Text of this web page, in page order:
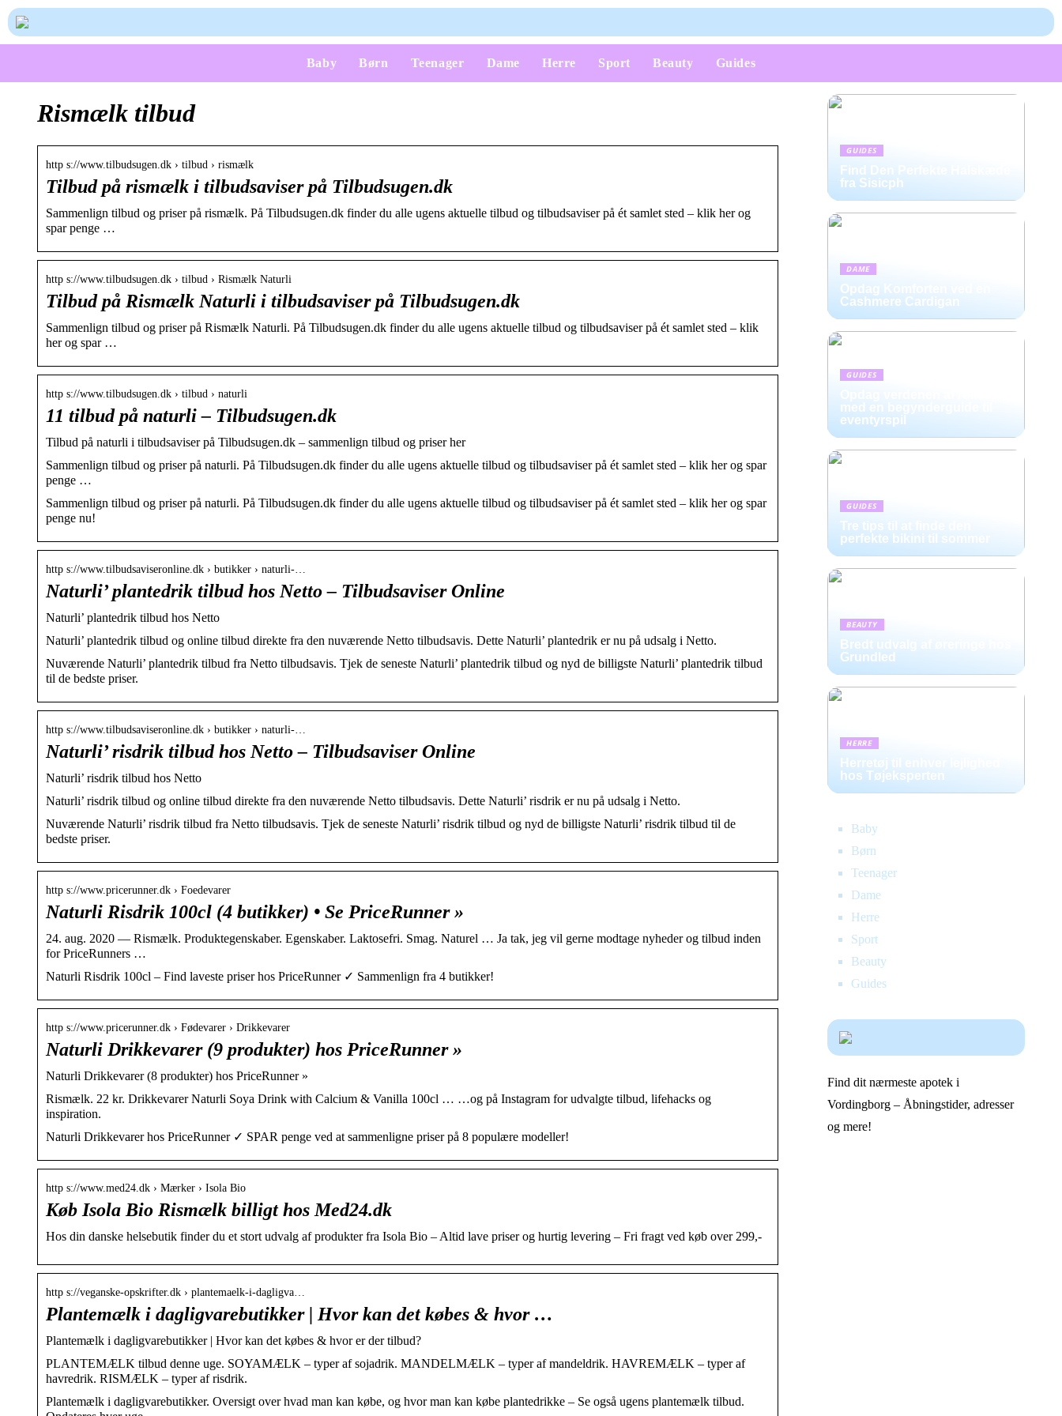
Baby Børn Teenager Dame Herre Sport Beauty Guides
Rismælk tilbud
http s://www.tilbudsugen.dk › tilbud › rismælk
Tilbud på rismælk i tilbudsaviser på Tilbudsugen.dk
Sammenlign tilbud og priser på rismælk. På Tilbudsugen.dk finder du alle ugens aktuelle tilbud og tilbudsaviser på ét samlet sted – klik her og
spar penge …
http s://www.tilbudsugen.dk › tilbud › Rismælk Naturli
Tilbud på Rismælk Naturli i tilbudsaviser på Tilbudsugen.dk
Sammenlign tilbud og priser på Rismælk Naturli. På Tilbudsugen.dk finder du alle ugens aktuelle tilbud og tilbudsaviser på ét samlet sted – klik
her og spar …
http s://www.tilbudsugen.dk › tilbud › naturli
11 tilbud på naturli – Tilbudsugen.dk
Tilbud på naturli i tilbudsaviser på Tilbudsugen.dk – sammenlign tilbud og priser her
Sammenlign tilbud og priser på naturli. På Tilbudsugen.dk finder du alle ugens aktuelle tilbud og tilbudsaviser på ét samlet sted – klik her og spar
penge …
Sammenlign tilbud og priser på naturli. På Tilbudsugen.dk finder du alle ugens aktuelle tilbud og tilbudsaviser på ét samlet sted – klik her og spar
penge nu!
http s://www.tilbudsaviseronline.dk › butikker › naturli-…
Naturli’ plantedrik tilbud hos Netto – Tilbudsaviser Online
Naturli’ plantedrik tilbud hos Netto
Naturli’ plantedrik tilbud og online tilbud direkte fra den nuværende Netto tilbudsavis. Dette Naturli’ plantedrik er nu på udsalg i Netto.
Nuværende Naturli’ plantedrik tilbud fra Netto tilbudsavis. Tjek de seneste Naturli’ plantedrik tilbud og nyd de billigste Naturli’ plantedrik tilbud
til de bedste priser.
http s://www.tilbudsaviseronline.dk › butikker › naturli-…
Naturli’ risdrik tilbud hos Netto – Tilbudsaviser Online
Naturli’ risdrik tilbud hos Netto
Naturli’ risdrik tilbud og online tilbud direkte fra den nuværende Netto tilbudsavis. Dette Naturli’ risdrik er nu på udsalg i Netto.
Nuværende Naturli’ risdrik tilbud fra Netto tilbudsavis. Tjek de seneste Naturli’ risdrik tilbud og nyd de billigste Naturli’ risdrik tilbud til de
bedste priser.
http s://www.pricerunner.dk › Foedevarer
Naturli Risdrik 100cl (4 butikker) • Se PriceRunner »
24. aug. 2020 — Rismælk. Produktegenskaber. Egenskaber. Laktosefri. Smag. Naturel … Ja tak, jeg vil gerne modtage nyheder og tilbud inden
for PriceRunners …
Naturli Risdrik 100cl – Find laveste priser hos PriceRunner ✓ Sammenlign fra 4 butikker!
http s://www.pricerunner.dk › Fødevarer › Drikkevarer
Naturli Drikkevarer (9 produkter) hos PriceRunner »
Naturli Drikkevarer (8 produkter) hos PriceRunner »
Rismælk. 22 kr. Drikkevarer Naturli Soya Drink with Calcium & Vanilla 100cl … …og på Instagram for udvalgte tilbud, lifehacks og
inspiration.
Naturli Drikkevarer hos PriceRunner ✓ SPAR penge ved at sammenligne priser på 8 populære modeller!
http s://www.med24.dk › Mærker › Isola Bio
Køb Isola Bio Rismælk billigt hos Med24.dk
Hos din danske helsebutik finder du et stort udvalg af produkter fra Isola Bio – Altid lave priser og hurtig levering – Fri fragt ved køb over 299,-
http s://veganske-opskrifter.dk › plantemaelk-i-dagligva…
Plantemælk i dagligvarebutikker | Hvor kan det købes & hvor …
Plantemælk i dagligvarebutikker | Hvor kan det købes & hvor er der tilbud?
PLANTEMÆLK tilbud denne uge. SOYAMÆLK – typer af sojadrik. MANDELMÆLK – typer af mandeldrik. HAVREMÆLK – typer af
havredrik. RISMÆLK – typer af risdrik.
Plantemælk i dagligvarebutikker. Oversigt over hvad man kan købe, og hvor man kan købe plantedrikke – Se også ugens plantemælk tilbud.
GUIDES
Find Den Perfekte Halskæde
fra Sisicph
DAME
Opdag Komforten ved en
Cashmere Cardigan
GUIDES
med en begynderguide til
eventyrspil
GUIDES
Tre tips til at finde den
perfekte bikini til sommer
BEAUTY
Bredt udvalg af øreringe hos
Grundled
HERRE
Herretøj til enhver lejlighed
hos Tøjeksperten
Baby
Børn
Teenager
Dame
Herre
Sport
Beauty
Guides
Find dit nærmeste apotek i
Vordingborg – Åbningstider, adresser
og mere!